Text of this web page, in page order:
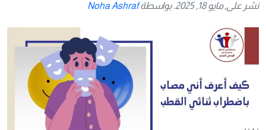
نشر على, مايو 18, 2025. بواسطة Noha Ashraf